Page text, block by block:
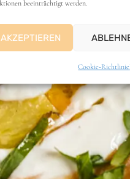
beeinträchtigt werden.
AKZEPTIEREN
Cookie-Richtlinie